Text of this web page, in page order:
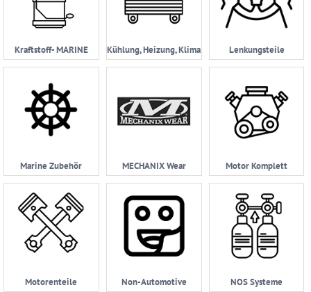
Kraftstoff- MARINE Kühlung, Heizung, Klima Lenkungsteile
Marine Zubehör MECHANIX Wear Motor Komplett
Motorenteile Non-Automotive NOS Systeme